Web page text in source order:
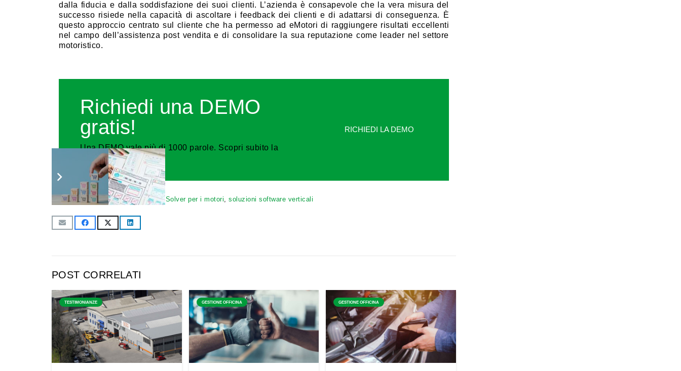
dalla fiducia e dalla soddisfazione dei suoi clienti. L’azienda è consapevole che la vera misura del
successo risiede nella capacità di ascoltare i feedback dei clienti e di adattarsi di conseguenza. È
questo approccio centrato sul cliente che ha permesso ad eMotori di raggiungere risultati eccellenti
nel campo dell’assistenza post vendita e di consolidare la sua reputazione come leader nel settore
motoristico.
Richiedi una DEMO
gratis!
Una DEMO vale più di 1000 parole. Scopri subito la
soluzione eMotori.
RICHIEDI LA DEMO
assistenza tecnica gestionale,eSolver per i motori,soluzioni software verticali
POST CORRELATI
TESTIMONIANZE GESTIONE OFFICINA GESTIONE OFFICINA